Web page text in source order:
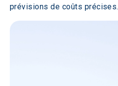
prévisions de coûts précises.